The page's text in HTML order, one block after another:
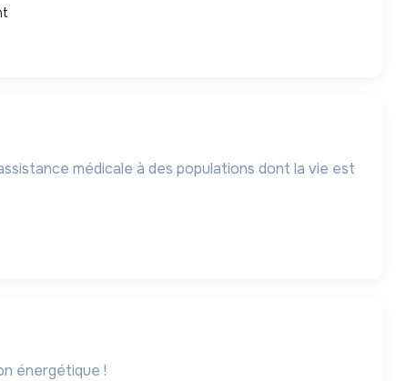
médicale à des populations dont la vie est
énergétique !